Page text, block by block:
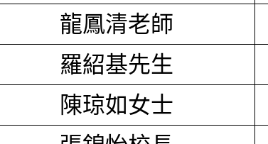
龍鳳清老師
羅紹基先生
陳琼如女士